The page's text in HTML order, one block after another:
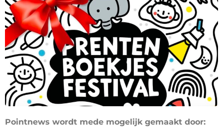
Pointnews wordt mede mogelijk gemaakt door: